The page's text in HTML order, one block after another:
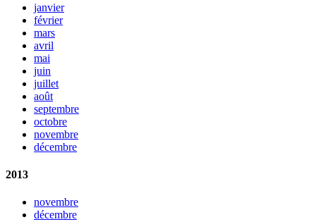
janvier
février
mars
avril
mai
juin
juillet
août
septembre
octobre
novembre
décembre
2013
novembre
décembre